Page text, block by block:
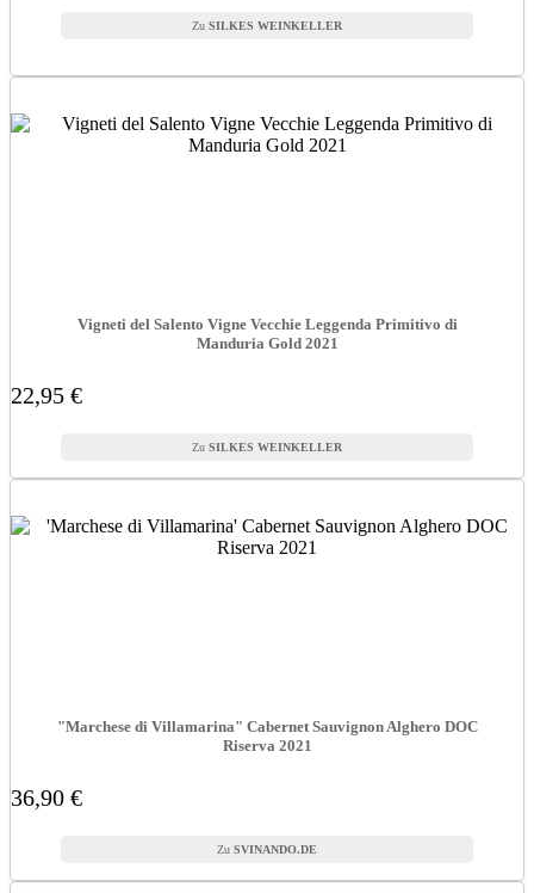
SILKES WEINKELLER
Vigneti del Salento Vigne Vecchie Leggenda Primitivo di
Manduria Gold 2021
22,95 €
SILKES WEINKELLER
"Marchese di Villamarina" Cabernet Sauvignon Alghero DOC
Riserva 2021
36,90 €
SVINANDO.DE